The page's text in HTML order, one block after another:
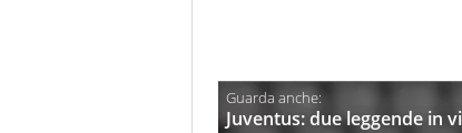
Juventus: due leggende in